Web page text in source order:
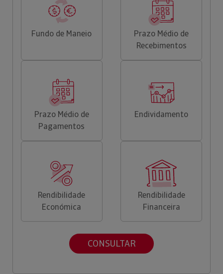
Fundo de Maneio
Prazo Médio de
Recebimentos
Prazo Médio de
Pagamentos
Endividamento
Rendibilidade
Económica
Rendibilidade
Financeira
CONSULTAR